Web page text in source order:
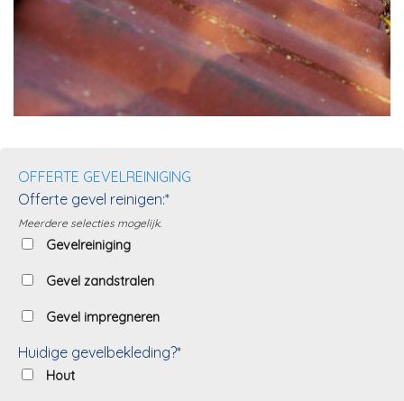
OFFERTE GEVELREINIGING
Offerte gevel reinigen:*
Meerdere selecties mogelijk.
Gevelreiniging
Gevel zandstralen
Gevel impregneren
Huidige gevelbekleding?*
Hout